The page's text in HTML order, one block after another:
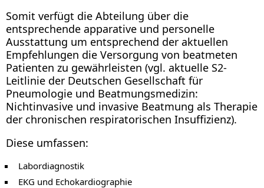
Somit verfügt die Abteilung über die
entsprechende apparative und personelle
Ausstattung um entsprechend der aktuellen
Empfehlungen die Versorgung von beatmeten
Patienten zu gewährleisten (vgl. aktuelle S2-
Leitlinie der Deutschen Gesellschaft für
Pneumologie und Beatmungsmedizin:
Nichtinvasive und invasive Beatmung als Therapie
der chronischen respiratorischen Insuffizienz).
Diese umfassen:
Labordiagnostik
EKG und Echokardiographie